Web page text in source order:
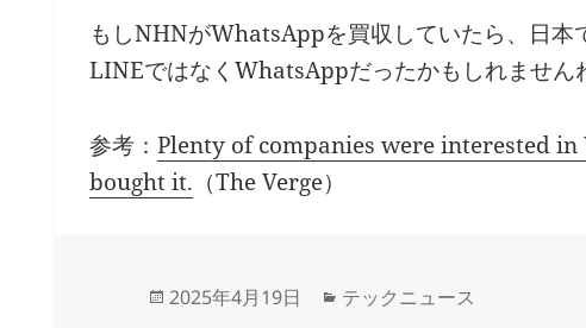
もしNHNがWhatsAppを買収していたら、日本
LINEではなくWhatsAppだったかもしれません
参考： Plenty of companies were interested
bought it. （The Verge）
Updated
2025年4月19日 Categories
テックニュース